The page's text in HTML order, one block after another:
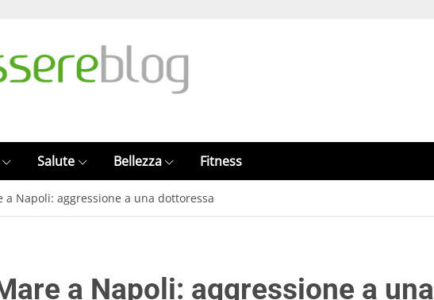
Salute Bellezza Fitness
a Napoli: aggressione a una dottoressa
a Napoli: aggressione a una